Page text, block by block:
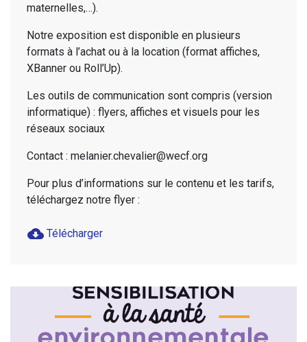
maternelles,…).
Notre exposition est disponible en plusieurs
formats à l’achat ou à la location (format affiches,
XBanner ou Roll’Up).
Les outils de communication sont compris (version
informatique) : flyers, affiches et visuels pour les
réseaux sociaux
Contact : melanier.chevalier@wecf.org
Pour plus d’informations sur le contenu et les tarifs,
téléchargez notre flyer :
cloud_download Télécharger